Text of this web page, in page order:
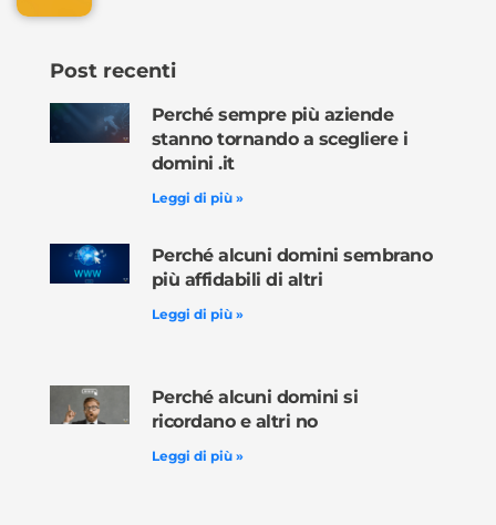
Post recenti
Perché sempre più aziende
stanno tornando a scegliere i
domini .it
Leggi di più »
Perché alcuni domini sembrano
più affidabili di altri
Leggi di più »
Perché alcuni domini si
ricordano e altri no
Leggi di più »